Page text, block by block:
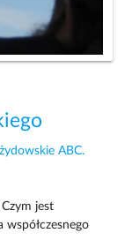
ABC.
jest
współczesnego